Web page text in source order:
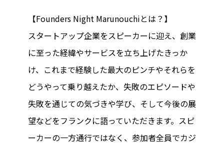
【Founders Night Marunouchiとは？】
スタートアップ企業をスピーカーに迎え、創業
に至った経緯やサービスを立ち上げたきっか
け、これまで経験した最大のピンチやそれらを
どうやって乗り越えたか、失敗のエピソードや
失敗を通じての気づきや学び、そして今後の展
望などをフランクに語っていただきます。スピ
ーカーの一方通行ではなく、参加者全員でカジ